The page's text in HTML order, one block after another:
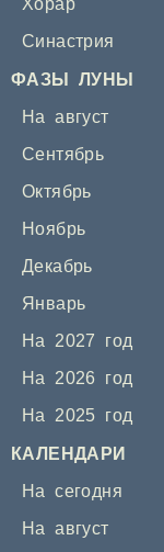
Хорар
Синастрия
ФАЗЫ ЛУНЫ
На август
Сентябрь
Октябрь
Ноябрь
Декабрь
Январь
На 2027 год
На 2026 год
На 2025 год
КАЛЕНДАРИ
На сегодня
На август